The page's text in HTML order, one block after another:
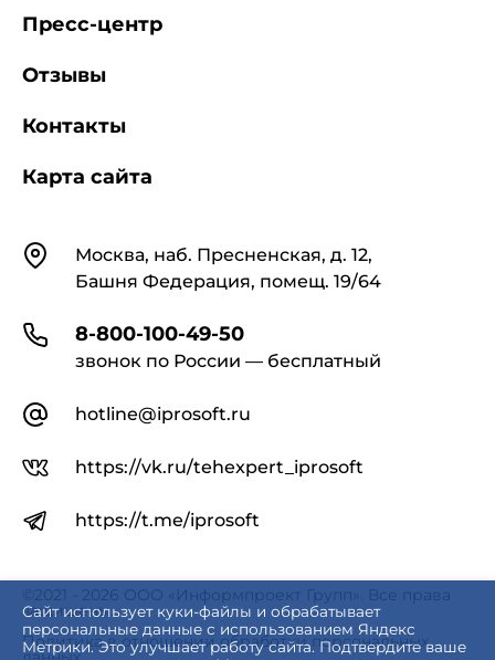
Сайт использует куки-файлы и обрабатывает
персональные данные с использованием Яндекс
Метрики. Это улучшает работу сайта. Подтвердите ваше
КонтактыМосква, наб. Пресненская, д. 12,
Башня Федерация, помещ. 19/64
8-800-100-49-50
звонок по России — бесплатный
hotline@iprosoft.ru
https://vk.ru/tehexpert_iprosoft
https://t.me/iprosoft
Пресс-центр
Отзывы
Контакты
Карта сайта
©2021 - 2026 ООО «Информпроект Групп». Все права
защищены.
Политика в отношении обработки персональных